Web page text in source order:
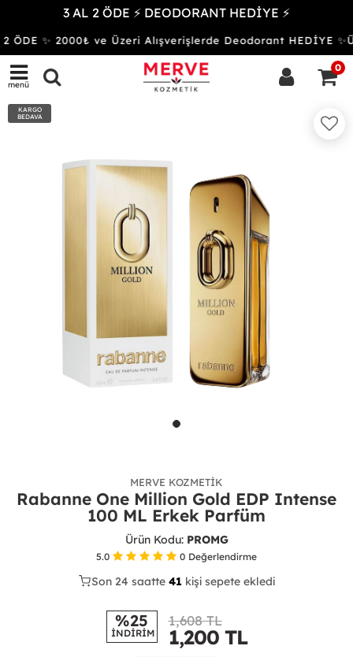
3 AL 2 ÖDE ⚡ DEODORANT HEDİYE ⚡
✨ 2000₺ ve Üzeri Alışverişlerde Deodorant HEDİYE
menü
0
KARGO
BEDAVA
MERVE KOZMETIK
Rabanne One Million Gold EDP Intense
100 ML Erkek Parfüm
Ürün Kodu: PROMG
5.0 0 Değerlendirme
35
Son 24 saatte 42kişi sepete ekledi
17
%25
İNDİRİM
1,608 TL
1,200TL